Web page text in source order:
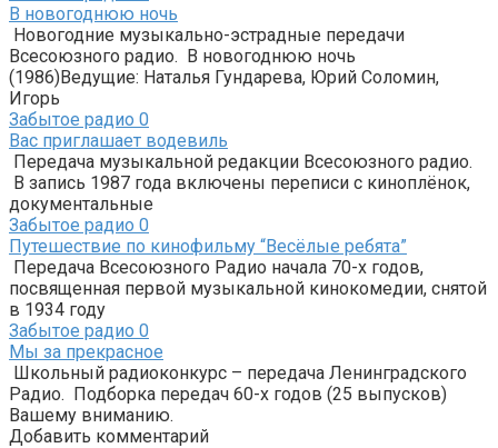
В новогоднюю ночь
Новогодние музыкально-эстрадные передачи
Всесоюзного радио. В новогоднюю ночь
(1986)Ведущие: Наталья Гундарева, Юрий Соломин,
Игорь
Забытое радио 0
Вас приглашает водевиль
Передача музыкальной редакции Всесоюзного радио.
В запись 1987 года включены переписи с киноплёнок,
документальные
Забытое радио 0
Путешествие по кинофильму “Весёлые ребята”
Передача Всесоюзного Радио начала 70-х годов,
посвященная первой музыкальной кинокомедии, снятой
в 1934 году
Забытое радио 0
Мы за прекрасное
Школьный радиоконкурс – передача Ленинградского
Радио. Подборка передач 60-х годов (25 выпусков)
Вашему вниманию.
Добавить комментарий